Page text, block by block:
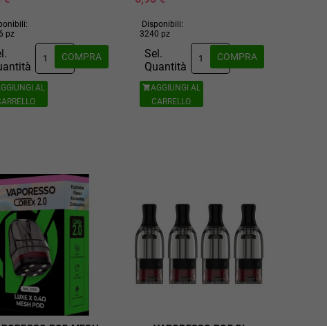
pz
AL
COMPRA
Disponibili:
3240 pz
Sel.
Quantità
AGGIUNGI AL
CARRELLO
COMPRA